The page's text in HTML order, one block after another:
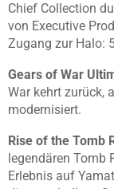
Chief Collection
von Executive
Zugang zur Halo:
Gears of War
War kehrt zurück,
modernisiert.
Rise of the Tomb
legendären Tomb
Erlebnis auf